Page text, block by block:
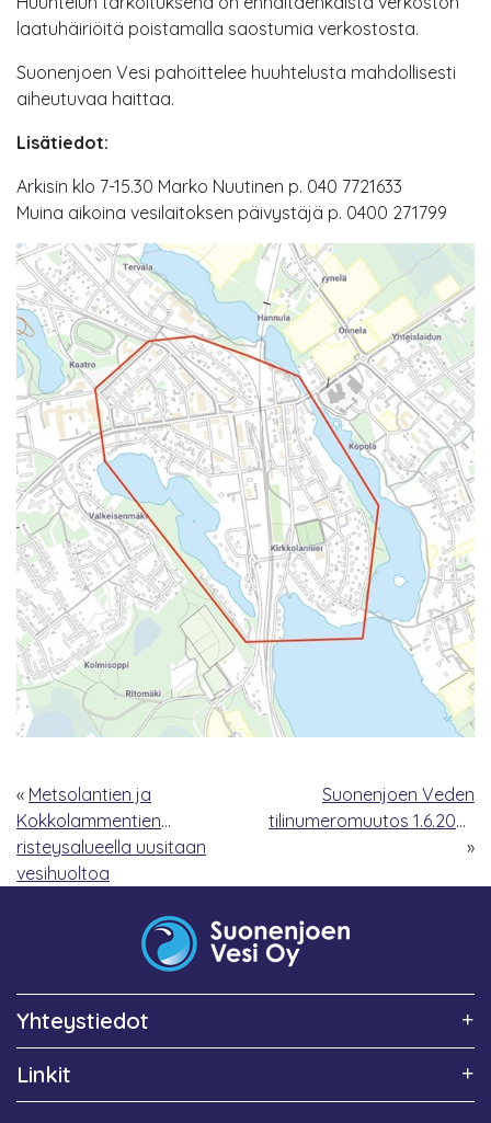
laatuhäiriöitä poistamalla saostumia verkostosta.
Suonenjoen Vesi pahoittelee huuhtelusta mahdollisesti
aiheutuvaa haittaa.
Lisätiedot:
Arkisin klo 7-15.30 Marko Nuutinen p. 040 7721633
Muina aikoina vesilaitoksen päivystäjä p. 0400 271799
« Metsolantien ja
Kokkolammentien
risteysalueella uusitaan
vesihuoltoa
Suonenjoen Veden
tilinumeromuutos 1.6.2026
»
Yhteystiedot
Linkit